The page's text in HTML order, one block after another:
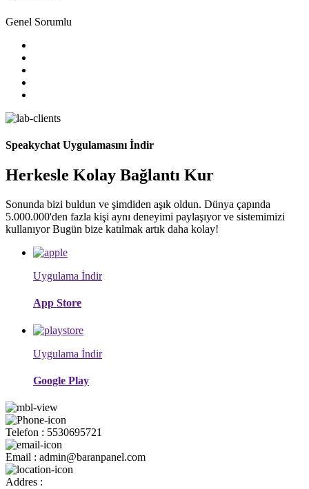
Genel Sorumlu
Speakychat Uygulamasını İndir
Herkesle Kolay Bağlantı Kur
Sonunda bizi buldun ve şimdiden aşık oldun. Dünya çapında
5.000.000'den fazla kişi aynı deneyimi paylaşıyor ve sistemimizi
kullanıyor Bugün bize katılmak artık daha kolay!
Uygulama İndir
App Store
Uygulama İndir
Google Play
Telefon : 5530695721
Email : admin@baranpanel.com
Addres :